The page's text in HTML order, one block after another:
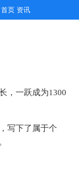
首页 资讯
，一跃成为1300
写下了属于个